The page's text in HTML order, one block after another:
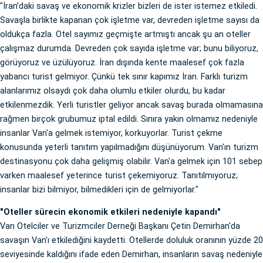
"İran’daki savaş ve ekonomik krizler bizleri de ister istemez etkiledi.
Savaşla birlikte kapanan çok işletme var, devreden işletme sayısı da
oldukça fazla. Otel sayımız geçmişte artmıştı ancak şu an oteller
çalışmaz durumda. Devreden çok sayıda işletme var; bunu biliyoruz,
görüyoruz ve üzülüyoruz. İran dışında kente maalesef çok fazla
yabancı turist gelmiyor. Çünkü tek sınır kapımız İran. Farklı turizm
alanlarımız olsaydı çok daha olumlu etkiler olurdu, bu kadar
etkilenmezdik. Yerli turistler geliyor ancak savaş burada olmamasına
rağmen birçok grubumuz iptal edildi. Sınıra yakın olmamız nedeniyle
insanlar Van'a gelmek istemiyor, korkuyorlar. Turist çekme
konusunda yeterli tanıtım yapılmadığını düşünüyorum. Van'ın turizm
destinasyonu çok daha gelişmiş olabilir. Van'a gelmek için 101 sebep
varken maalesef yeterince turist çekemiyoruz. Tanıtılmıyoruz;
insanlar bizi bilmiyor, bilmedikleri için de gelmiyorlar."
"Oteller sürecin ekonomik etkileri nedeniyle kapandı"
Van Otelciler ve Turizmciler Derneği Başkanı Çetin Demirhan'da
savaşın Van'ı etkilediğini kaydetti. Otellerde doluluk oranının yüzde 20
seviyesinde kaldığını ifade eden Demirhan, insanların savaş nedeniyle